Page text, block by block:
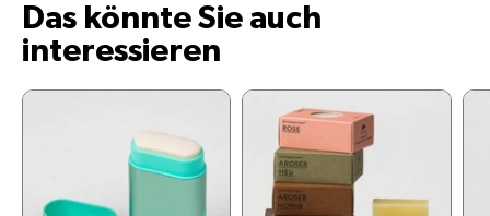
Das könnte Sie auch
interessieren